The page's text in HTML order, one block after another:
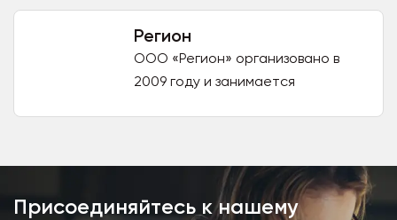
Регион
ООО «Регион» организовано в
2009 году и занимается
вспомогательной техники,...
Присоединяйтесь к нашему